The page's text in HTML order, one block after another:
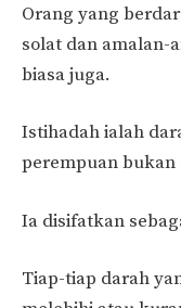
Orang yang
solat dan amalan-
biasa juga.
Istihadah ialah
perempuan bukan
Ia disifatkan
Tiap-tiap darah